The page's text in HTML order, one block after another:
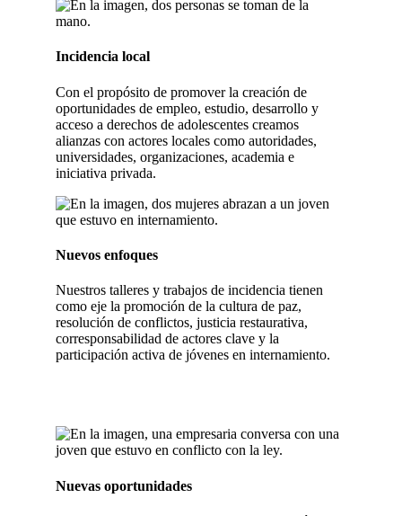
Incidencia local
Con el propósito de promover la creación de
oportunidades de empleo, estudio, desarrollo y
acceso a derechos de adolescentes creamos
alianzas con actores locales como autoridades,
universidades, organizaciones, academia e
iniciativa privada.
Nuevos enfoques
Nuestros talleres y trabajos de incidencia tienen
como eje la promoción de la cultura de paz,
resolución de conflictos, justicia restaurativa,
corresponsabilidad de actores clave y la
participación activa de jóvenes en internamiento.
Nuevas oportunidades